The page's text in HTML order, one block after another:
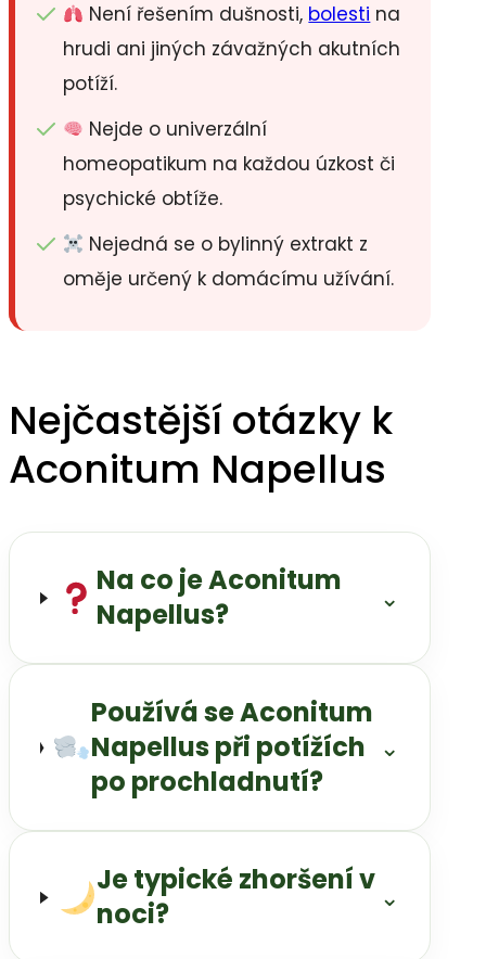
Není řešením dušnosti, bolesti na
hrudi ani jiných závažných akutních
potíží.
Nejde o univerzální
homeopatikum na každou úzkost či
psychické obtíže.
Nejedná se o bylinný extrakt z
oměje určený k domácímu užívání.
Nejčastější otázky k
Aconitum Napellus
Na co je Aconitum
Napellus?
⌄
Používá se Aconitum
Napellus při potížích
po prochladnutí?
⌄
Je typické zhoršení v
noci?
⌄